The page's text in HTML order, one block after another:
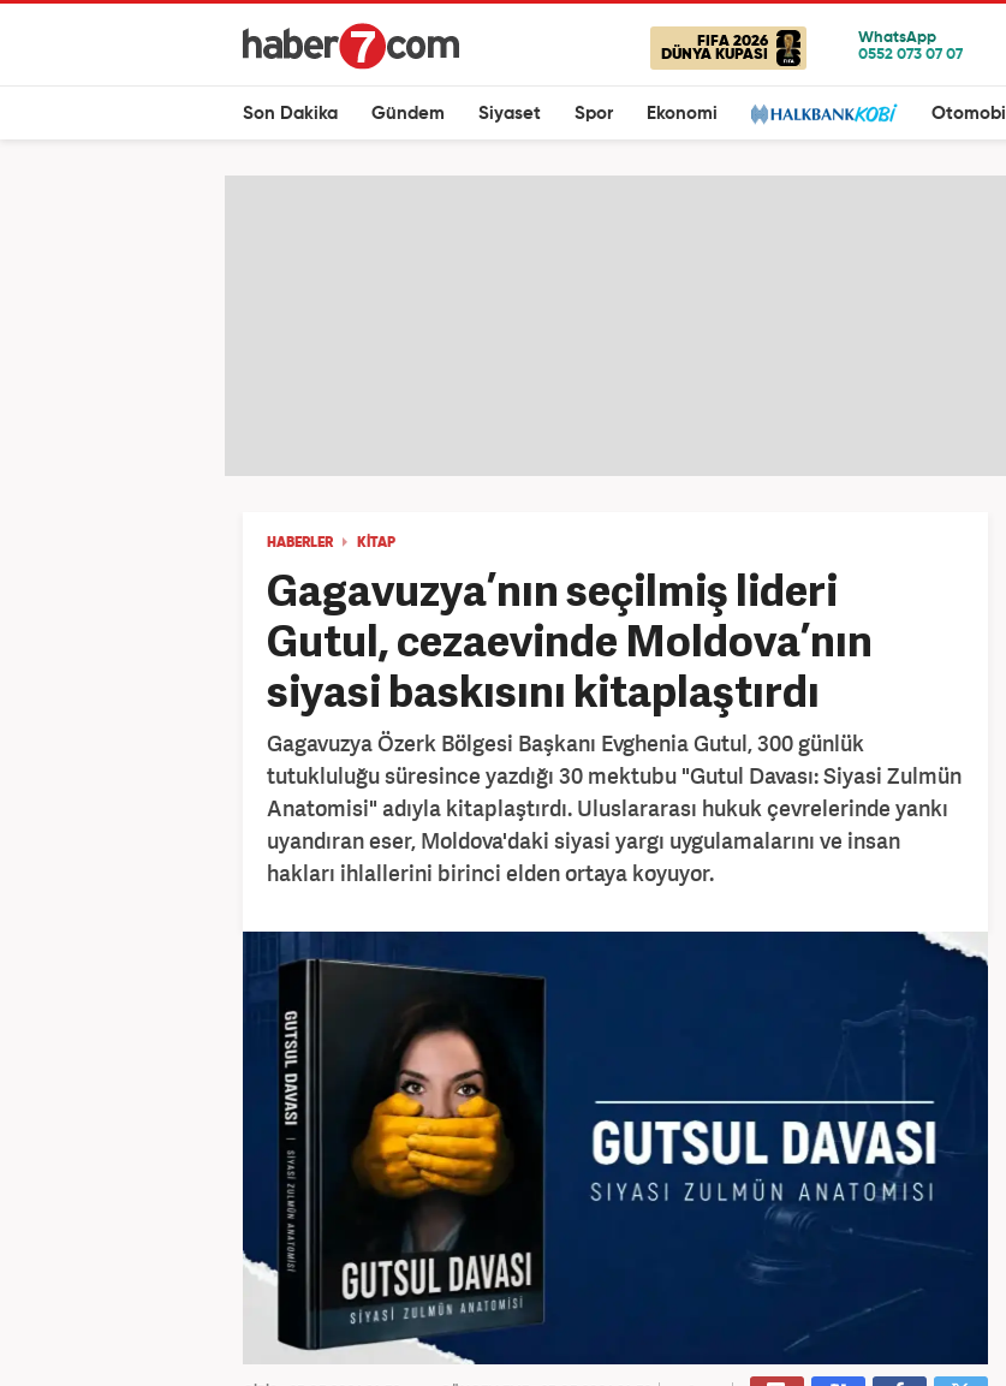
FIFA 2026
DÜNYA KUPASI
Son Dakika Gündem Siyaset Spor Ekonomi Otomobil
HABERLER KİTAP
Gagavuzya’nın seçilmiş lideri
Gutul, cezaevinde Moldova’nın
siyasi baskısını kitaplaştırdı
Gagavuzya Özerk Bölgesi Başkanı Evghenia Gutul, 300 günlük
tutukluluğu süresince yazdığı 30 mektubu "Gutul Davası: Siyasi Zulmün
Anatomisi" adıyla kitaplaştırdı. Uluslararası hukuk çevrelerinde yankı
uyandıran eser, Moldova'daki siyasi yargı uygulamalarını ve insan
hakları ihlallerini birinci elden ortaya koyuyor.